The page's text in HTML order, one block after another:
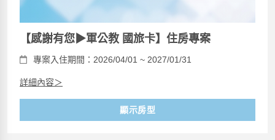
【感謝有您▶軍公教 國旅卡】住房專案
專案入住期間：2026/04/01 ~ 2027/01/31
詳細內容＞
顯示房型